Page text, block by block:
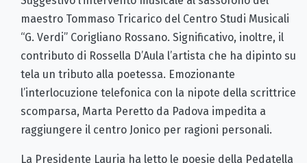
maestro Tommaso Tricarico del Centro Studi Musicali
“G. Verdi” Corigliano Rossano. Significativo, inoltre, il
contributo di Rossella D’Aula l’artista che ha dipinto su
tela un tributo alla poetessa. Emozionante
l’interlocuzione telefonica con la nipote della scrittrice
scomparsa, Marta Peretto da Padova impedita a
raggiungere il centro Jonico per ragioni personali.
La Presidente Lauria ha letto le poesie della Pedatella